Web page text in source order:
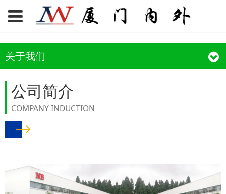
关于我们
公司简介
COMPANY INDUCTION